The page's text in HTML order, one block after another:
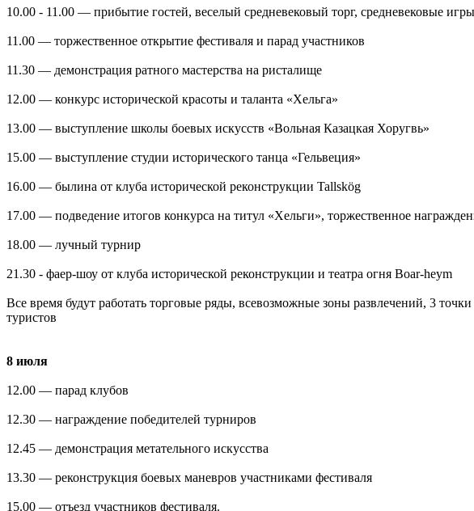
10.00 - 11.00 — прибытие гостей, веселый средневековый торг, средневековые
11.00 — торжественное открытие фестиваля и парад участников
11.30 — демонстрация ратного мастерства на ристалище
12.00 — конкурс исторической красоты и таланта «Хельга»
13.00 — выступление школы боевых искусств «Вольная Казацкая Хоругвь»
15.00 — выступление студии исторического танца «Гельвеция»
16.00 — былина от клуба исторической реконструкции Tallskög
17.00 — подведение итогов конкурса на титул «Хельги», торжественное
18.00 — лучный турнир
21.30 - фаер-шоу от клуба исторической реконструкции и театра огня Boar-heym
Все время будут работать торговые ряды, всевозможные зоны развлечений, 3
туристов
8 июля
12.00 — парад клубов
12.30 — награждение победителей турниров
12.45 — демонстрация метательного искусства
13.30 — реконструкция боевых маневров участниками фестиваля
15.00 — отъезд участников фестиваля.